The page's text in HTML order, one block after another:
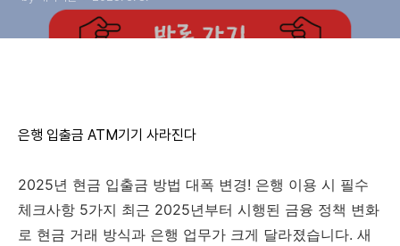
은행 입출금 ATM기기 사라진다
2025년 현금 입출금 방법 대폭 변경! 은행 이용 시 필수
체크사항 5가지 최근 2025년부터 시행된 금융 정책 변화
로 현금 거래 방식과 은행 업무가 크게 달라졌습니다. 새